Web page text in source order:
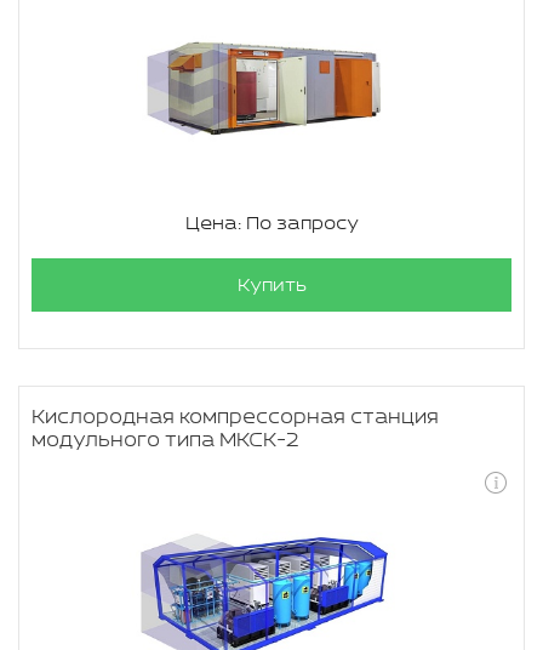
Цена: По запросу
Купить
Кислородная компрессорная станция
модульного типа МКСК-2